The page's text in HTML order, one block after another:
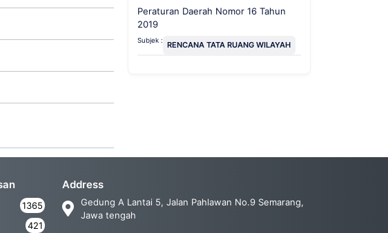
Peraturan Daerah Nomor 16 Tahun
2019
Subjek : RENCANA TATA RUANG WILAYAH
1365
421
Address
Gedung A Lantai 5, Jalan Pahlawan No.9 Semarang,
Jawa tengah